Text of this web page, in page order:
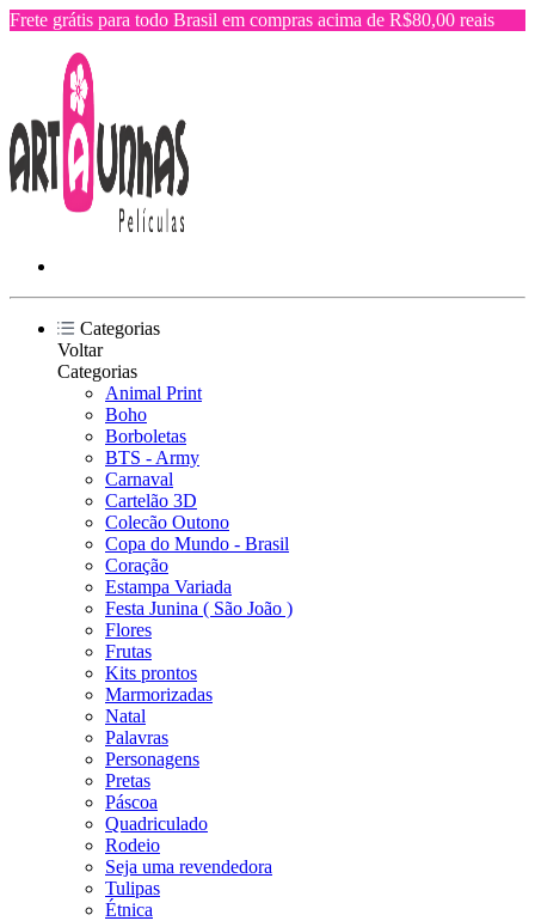
Frete grátis para todo Brasil em compras acima de R$80,00 reais
Categorias
Voltar
Categorias
Animal Print
Boho
Borboletas
BTS - Army
Carnaval
Cartelão 3D
Colecão Outono
Copa do Mundo - Brasil
Coração
Estampa Variada
Festa Junina ( São João )
Flores
Frutas
Kits prontos
Marmorizadas
Natal
Palavras
Personagens
Pretas
Páscoa
Quadriculado
Rodeio
Seja uma revendedora
Tulipas
Étnica